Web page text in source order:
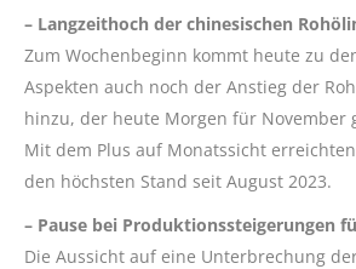
– Langzeithoch der chinesischen
Zum Wochenbeginn kommt heute zu
Aspekten auch noch der Anstieg der
hinzu, der heute Morgen für November
Mit dem Plus auf Monatssicht
den höchsten Stand seit August 2023.
– Pause bei Produktionssteigerungen
Die Aussicht auf eine Unterbrechung